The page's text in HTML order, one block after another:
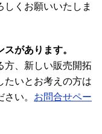
くお願いいたしま
があります。
方、新しい販売開拓
たいとお考えの方は
い。 お問合せペー